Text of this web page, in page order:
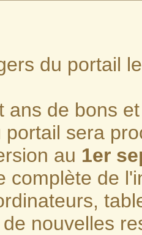
du portail
ans de bons
portail sera
au 1er
complète de
nouvelles